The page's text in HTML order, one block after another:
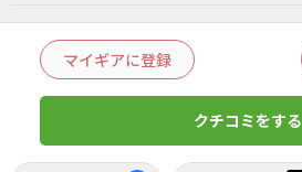
マイギアに登録
クチコミをする